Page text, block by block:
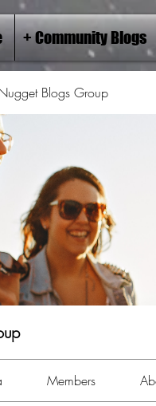
+ Community Blogs
Blogs Group
Members